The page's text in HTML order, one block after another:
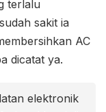
terlalu
sakit ia
AC
dicatat ya.
elektronik